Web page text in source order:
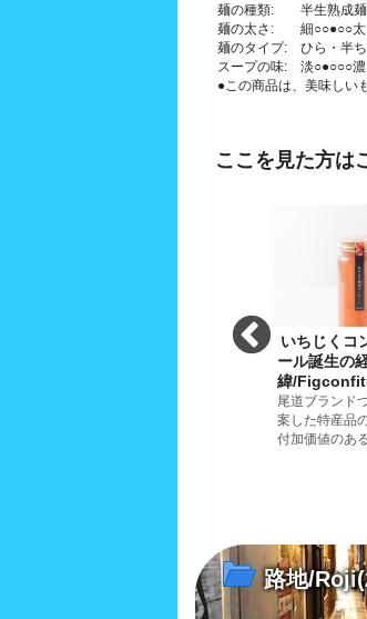
麺の種類: 半生熟成麺
麺の太さ: 細○○●○○太
麺のタイプ: ひら・半
スープの味: 淡○●○○○濃
●この商品は、美味しい
ここを見た方は
贈答用:尾道ラーメン＆
02/HiyashityukaSoba02_gift
いちじくコ
ール誕生の
緯/
尾道ブランド
案した特産品
付加価値のあ
路地/Roji